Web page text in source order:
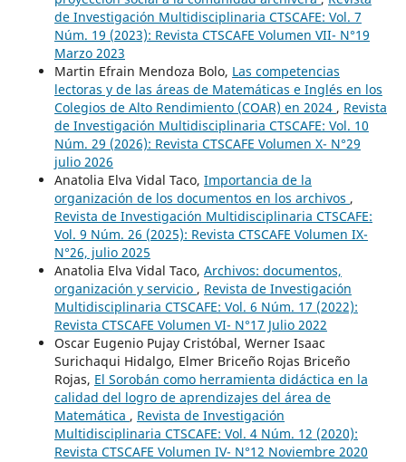
de Investigación Multidisciplinaria CTSCAFE: Vol. 7
Núm. 19 (2023): Revista CTSCAFE Volumen VII- N°19
Marzo 2023
Martin Efrain Mendoza Bolo, Las competencias
lectoras y de las áreas de Matemáticas e Inglés en los
Colegios de Alto Rendimiento (COAR) en 2024 , Revista
de Investigación Multidisciplinaria CTSCAFE: Vol. 10
Núm. 29 (2026): Revista CTSCAFE Volumen X- N°29
julio 2026
Anatolia Elva Vidal Taco, Importancia de la
organización de los documentos en los archivos ,
Revista de Investigación Multidisciplinaria CTSCAFE:
Vol. 9 Núm. 26 (2025): Revista CTSCAFE Volumen IX-
N°26, julio 2025
Anatolia Elva Vidal Taco, Archivos: documentos,
organización y servicio , Revista de Investigación
Multidisciplinaria CTSCAFE: Vol. 6 Núm. 17 (2022):
Revista CTSCAFE Volumen VI- N°17 Julio 2022
Oscar Eugenio Pujay Cristóbal, Werner Isaac
Surichaqui Hidalgo, Elmer Briceño Rojas Briceño
Rojas, El Sorobán como herramienta didáctica en la
calidad del logro de aprendizajes del área de
Matemática , Revista de Investigación
Multidisciplinaria CTSCAFE: Vol. 4 Núm. 12 (2020):
Revista CTSCAFE Volumen IV- N°12 Noviembre 2020